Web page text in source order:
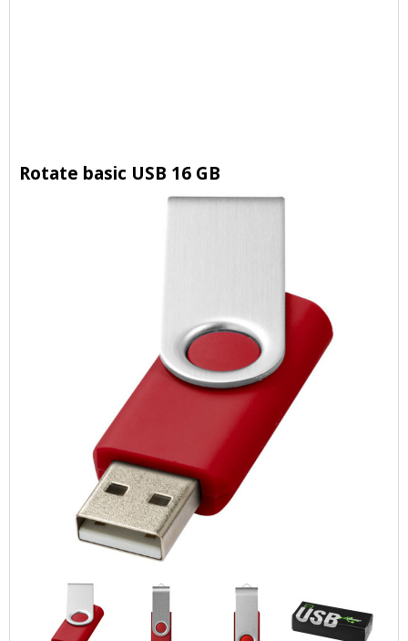
Rotate basic USB 16 GB